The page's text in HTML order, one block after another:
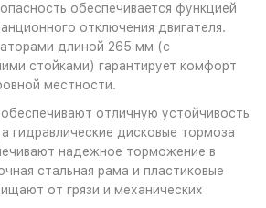
обеспечивается функцией
отключения двигателя.
длиной 265 мм (с
стойками) гарантирует комфорт
местности.
отличную устойчивость
гидравлические дисковые тормоза
надежное торможение в
стальная рама и пластиковые
от грязи и механических